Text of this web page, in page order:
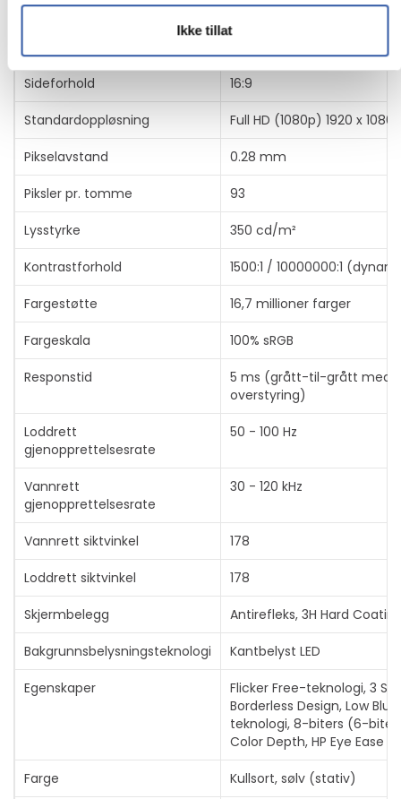
Ikke tillat
Vis mer
Innebygde enheter USB 3.2 Gen 1 hub
Sideforhold 16:9
Standardoppløsning Full HD (1080p) 1920 x 1080
Pikselavstand 0.28 mm
Piksler pr. tomme 93
Lysstyrke 350 cd/m²
Kontrastforhold 1500:1 / 10000000:1
Fargestøtte 16,7 millioner farger
Fargeskala 100% sRGB
Responstid
5 ms (grått-til-grått med
overstyring)
Loddrett
gjenopprettelsesrate
50 - 100 Hz
Vannrett
gjenopprettelsesrate
30 - 120 kHz
Vannrett siktvinkel 178
Loddrett siktvinkel 178
Skjermbelegg Antirefleks, 3H Hard
Bakgrunnsbelysningsteknologi Kantbelyst LED
Egenskaper
Flicker Free-teknologi, 3
Borderless Design, Low
teknologi, 8-biters (6-
Color Depth, HP Eye Ease
Farge Kullsort, sølv (stativ)